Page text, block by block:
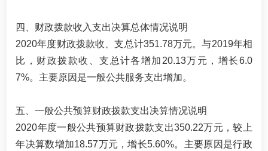
四、财政拨款收入支出决算总体情况说明
2020年度财政拨款收、支总计351.78万元。与2019年相
比，财政拨款收、支总计各增加20.13万元，增长6.0
7%。主要原因是一般公共服务支出增加。
五、一般公共预算财政拨款支出决算情况说明
2020年度一般公共预算财政拨款支出350.22万元，较上
年决算数增加18.57万元，增长5.60%。主要原因是行政